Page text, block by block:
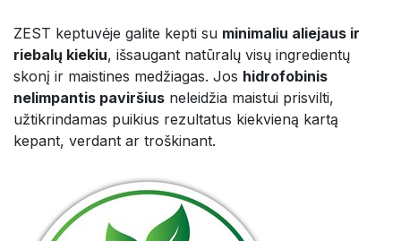
ZEST keptuvėje galite kepti su minimaliu aliejaus ir
riebalų kiekiu, išsaugant natūralų visų ingredientų
skonį ir maistines medžiagas. Jos hidrofobinis
nelimpantis paviršius neleidžia maistui prisvilti,
užtikrindamas puikius rezultatus kiekvieną kartą
kepant, verdant ar troškinant.